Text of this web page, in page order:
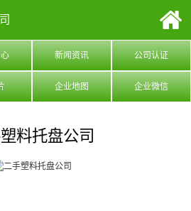
新闻资讯 公司认证
企业地图 企业微信
料托盘公司